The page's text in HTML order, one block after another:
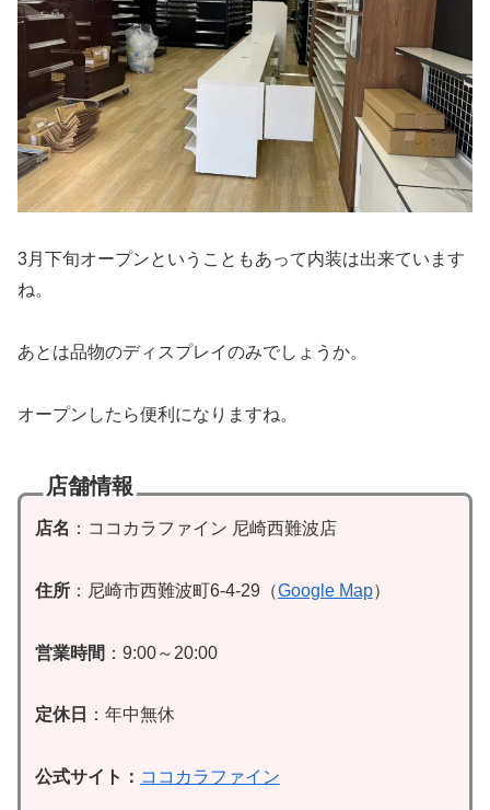
3月下旬オープンということもあって内装は出来ています
ね。
あとは品物のディスプレイのみでしょうか。
オープンしたら便利になりますね。
店舗情報
店名 ：ココカラファイン 尼崎西難波店
住所：尼崎市西難波町6-4-29（Google Map）
営業時間 ：9:00～20:00
定休日 ：年中無休
公式サイト： ココカラファイン